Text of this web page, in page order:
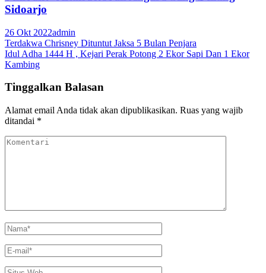
Sidoarjo
26 Okt 2022admin
Navigasi
pos
Terdakwa Chrisney Dituntut Jaksa 5 Bulan Penjara
Idul Adha 1444 H , Kejari Perak Potong 2 Ekor Sapi Dan 1 Ekor
Kambing
Tinggalkan Balasan
Alamat email Anda tidak akan dipublikasikan. Ruas yang wajib
ditandai *
Komentari
Nama*
E-
mail*
Situs